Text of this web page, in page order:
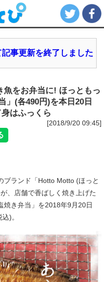
事更新を終了しました
魚をお弁当に! ほっともっ
」(各490円)を本日20日
はふっくら
[2018/9/20 09:45]
ランド「Hotto Motto (ほっと
、店舗で香ばしく焼き上げた
焼き弁当」を2018年9月20日
)。